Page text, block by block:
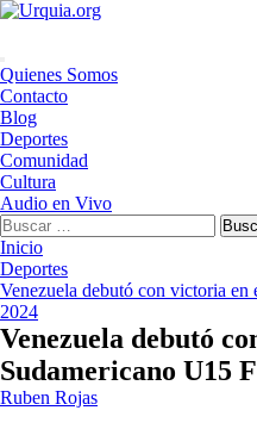
Saltar
Menú
principal
Quienes Somos
Contacto
Blog
Deportes
Comunidad
Cultura
Audio en Vivo
Buscar:
Inicio
Deportes
Venezuela debutó con victoria
2024
Venezuela debutó
Sudamericano U15
Ruben Rojas